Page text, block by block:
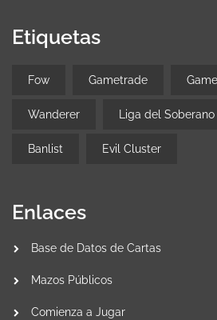
Etiquetas
Fow Gametrade
Wanderer Liga del Soberano
Banlist Evil Cluster
Enlaces
Base de Datos de Cartas
Mazos Públicos
Comienza a Jugar